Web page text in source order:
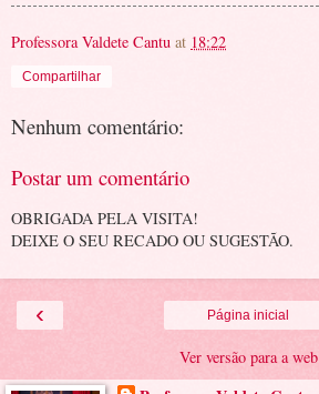
Professora Valdete Cantu at 18:22
Compartilhar
Nenhum comentário:
Postar um comentário
OBRIGADA PELA VISITA!
DEIXE O SEU RECADO OU SUGESTÃO.
‹ Página inicial
Ver versão para a web